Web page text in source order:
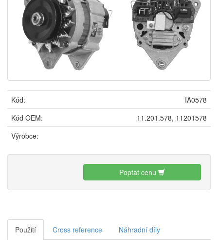
Kód:
IA0578
Kód OEM:
11.201.578, 11201578
Výrobce:
Poptat cenu
Použití Cross reference Náhradní díly